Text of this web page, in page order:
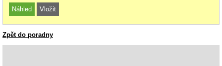
Zpět do poradny